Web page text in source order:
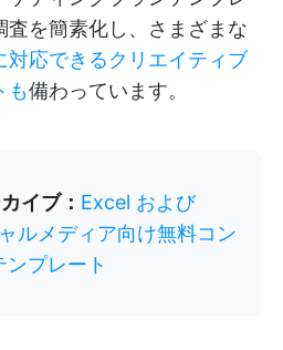
査を簡素化し、さまざまな
対応できるクリエイティブ
も備わっています。
イブ： Excel および
ルメディア向け無料コン
プレート